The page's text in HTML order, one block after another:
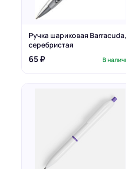
Ручка шариковая Barracuda,
серебристая
65 ₽ В